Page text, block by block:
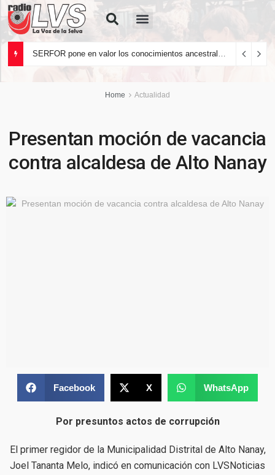
Home Actualidad
Presentan moción de vacancia
contra alcaldesa de Alto Nanay
Facebook X WhatsApp
Por presuntos actos de corrupción
El primer regidor de la Municipalidad Distrital de Alto Nanay,
Joel Tananta Melo, indicó en comunicación con LVSNoticias